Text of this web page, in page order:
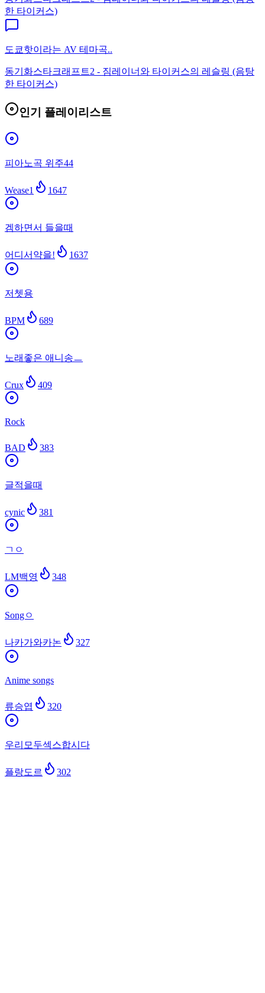
한 타이커스)
도쿄핫이라는 AV 테마곡..
동기화스타크래프트2 - 짐레이너와 타이커스의 레슬링 (음탕
한 타이커스)
인기 플레이리스트
피아노곡 위주44
Wease1 1647
겜하면서 들을때
어디서약을! 1637
저쳇용
BPM 689
노래좋은 애니송ㅡ
Crux 409
Rock
BAD 383
글적을때
cynic 381
ㄱㅇ
LM백영 348
Songㅇ
나카가와카논 327
Anime songs
류승엽 320
우리모두섹스합시다
플랑도르 302